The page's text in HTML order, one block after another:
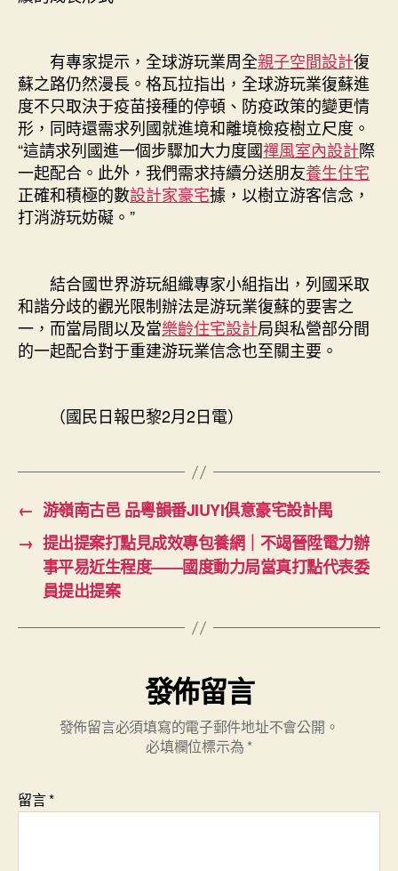
有專家提示，全球游玩業周全親子空間設計復
蘇之路仍然漫長。格瓦拉指出，全球游玩業復蘇進
度不只取決于疫苗接種的停頓、防疫政策的變更情
形，同時還需求列國就進境和離境檢疫樹立尺度。
“這請求列國進一個步驟加大力度國禪風室內設計際
一起配合。此外，我們需求持續分送朋友養生住宅
正確和積極的數設計家豪宅據，以樹立游客信念，
打消游玩妨礙。”
結合國世界游玩組織專家小組指出，列國采取
和諧分歧的觀光限制辦法是游玩業復蘇的要害之
一，而當局間以及當樂齡住宅設計局與私營部分間
的一起配合對于重建游玩業信念也至關主要。
（國民日報巴黎2月2日電）
← 游嶺南古邑 品粵韻番JIUYI俱意豪宅設計禺
→ 提出提案打點見成效專包養網｜不竭晉陞電力辦
事平易近生程度——國度動力局當真打點代表委
員提出提案
發佈留言
發佈留言必須填寫的電子郵件地址不會公開。
必填欄位標示為 *
留言*